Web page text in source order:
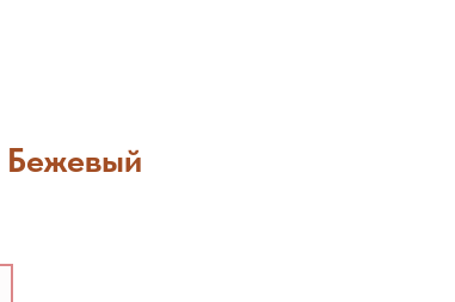
Бежевый